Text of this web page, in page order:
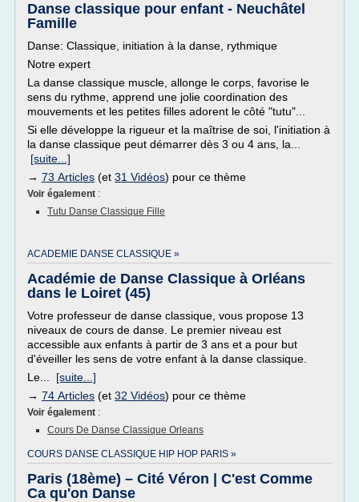
Danse classique pour enfant - Neuchâtel
Famille
Danse: Classique, initiation à la danse, rythmique
Notre expert
La danse classique muscle, allonge le corps, favorise le
sens du rythme, apprend une jolie coordination des
mouvements et les petites filles adorent le côté "tutu"...
Si elle développe la rigueur et la maîtrise de soi, l'initiation à
la danse classique peut démarrer dès 3 ou 4 ans, la...
[suite...]
→ 73 Articles (et 31 Vidéos) pour ce thème
Voir également :
Tutu Danse Classique Fille
ACADEMIE DANSE CLASSIQUE »
Académie de Danse Classique à Orléans
dans le Loiret (45)
Votre professeur de danse classique, vous propose 13
niveaux de cours de danse. Le premier niveau est
accessible aux enfants à partir de 3 ans et a pour but
d'éveiller les sens de votre enfant à la danse classique.
Le... [suite...]
→ 74 Articles (et 32 Vidéos) pour ce thème
Voir également :
Cours De Danse Classique Orleans
COURS DANSE CLASSIQUE HIP HOP PARIS »
Paris (18ème) – Cité Véron | C'est Comme
Ca qu'on Danse